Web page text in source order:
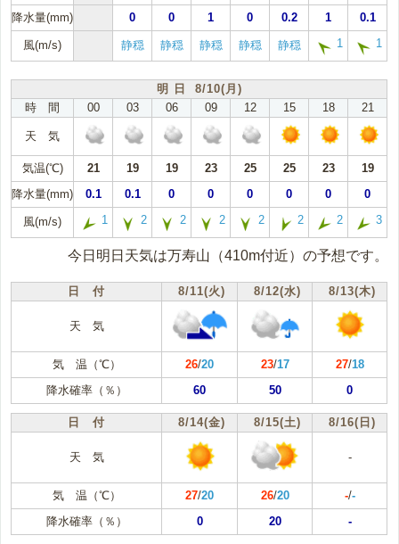
降水量(mm)
0 0 1 0 0.2 1 0.1
風(m/s) 静穏 静穏 静穏 静穏 静穏 1 1
明 日 8/10(月)
時 間
00 03 06 09 12 15 18 21
天 気
気温(℃) 21 19 19 23 25 25 23
19
降水量(mm)
0.1 0.1 0 0 0 0 0 0
風(m/s) 1 2 2 2 2 2 2 3
今日明日天気は万寿山（410m付近）の予想です。
日 付 8/11(火) 8/12(水) 8/13(木)
天 気
気 温（℃） 26/20 23/17 27/18
降水確率（％）
60 50 0
日 付 8/14(金) 8/15(土) 8/16(日)
天 気 -
気 温（℃） 27/20 26/20 -/-
降水確率（％）
0 20 -